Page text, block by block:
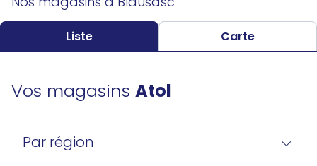
Liste Carte
Vos magasins Atol
Par région